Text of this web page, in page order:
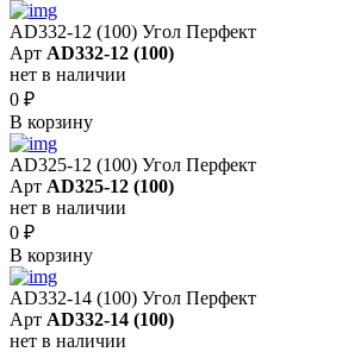
AD332-12 (100) Угол Перфект
Арт AD332-12 (100)
нет в наличии
0 ₽
В корзину
AD325-12 (100) Угол Перфект
Арт AD325-12 (100)
нет в наличии
0 ₽
В корзину
AD332-14 (100) Угол Перфект
Арт AD332-14 (100)
нет в наличии